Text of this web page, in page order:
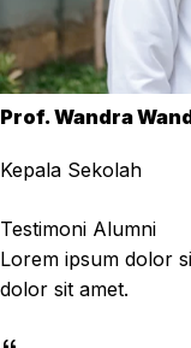
Prof. Wandra
Kepala Sekolah
Testimoni Alumni
Lorem ipsum dolor
dolor sit amet.